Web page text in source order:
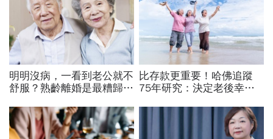
明明沒病，一看到老公就不
舒服？熟齡離婚是最糟歸
錢各自花「退休後5個相處
之道」
比存款更重要！哈佛追蹤
75年研究：決定老後幸福